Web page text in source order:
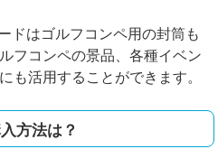
ドはゴルフコンペ用の封筒も
フコンペの景品、各種イベン
も活用することができます。
方法は？